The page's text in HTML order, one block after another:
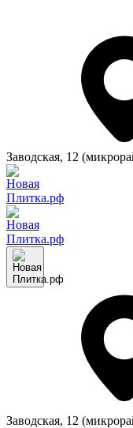
Заводская, 12
Заводская, 12